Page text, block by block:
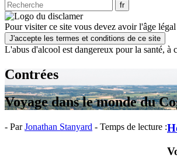
Pour visiter ce site vous devez avoir l'âge
J'accepte les termes et conditions de ce site
L'abus d'alcool est dangereux pour la santé, à
Contrées
Voyage dans le monde du
- ParJonathan Stanyard - Temps de lecture :